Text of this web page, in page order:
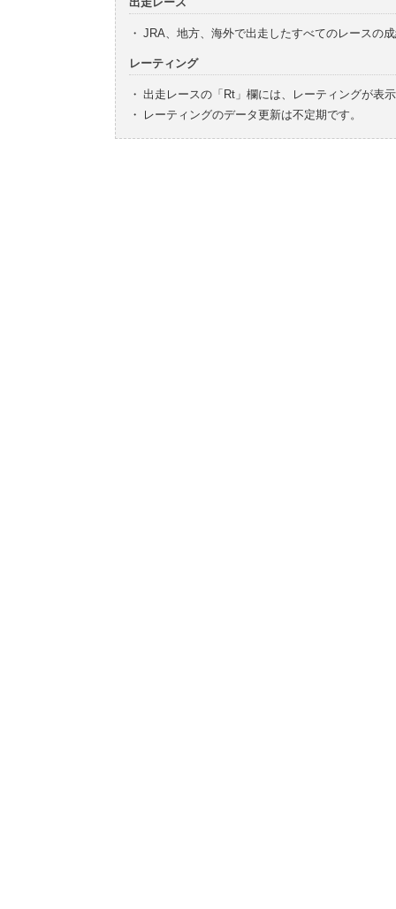
・ JRA、地方、海外で出走したすべてのレースの
レーティング
・ 出走レースの「Rt」欄には、レーティングが表
・
レーティングのデータ更新は不定期です。